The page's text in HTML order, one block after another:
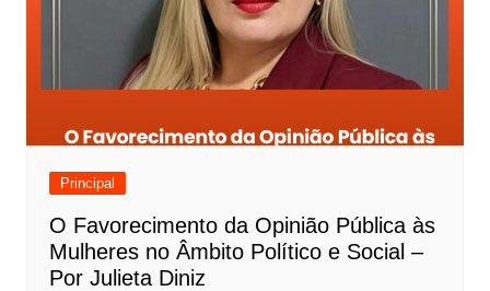
Principal
O Favorecimento da Opinião Pública às
Mulheres no Âmbito Político e Social –
Por Julieta Diniz